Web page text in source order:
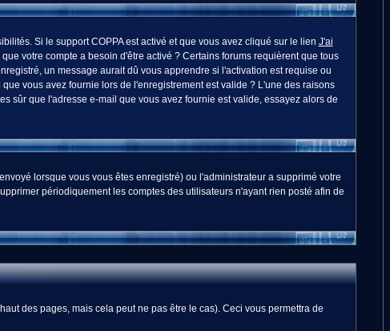
Si le support COPPA est activé et que vous avez cliqué sur le lien J'ai
votre compte a besoin d'être activé ? Certains forums requièrent que tous
un message aurait dû vous apprendre si l'activation est requise ou
vous avez fournie lors de l'enregistrement est valide ? L'une des raisons
sûr que l'adresse e-mail que vous avez fournie est valide, essayez alors de
lorsque vous vous êtes enregistré) ou l'administrateur a supprimé votre
périodiquement les comptes des utilisateurs n'ayant rien posté afin de
des pages, mais cela peut ne pas être le cas). Ceci vous permettra de